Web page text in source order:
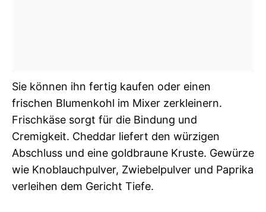
Sie können ihn fertig kaufen oder einen
frischen Blumenkohl im Mixer zerkleinern.
Frischkäse sorgt für die Bindung und
Cremigkeit. Cheddar liefert den würzigen
Abschluss und eine goldbraune Kruste. Gewürze
wie Knoblauchpulver, Zwiebelpulver und Paprika
verleihen dem Gericht Tiefe.